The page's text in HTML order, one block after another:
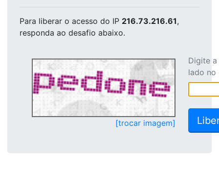
Para liberar o acesso do IP 216.73.216.61,
responda ao desafio abaixo.
[trocar imagem]
Digite
lado no